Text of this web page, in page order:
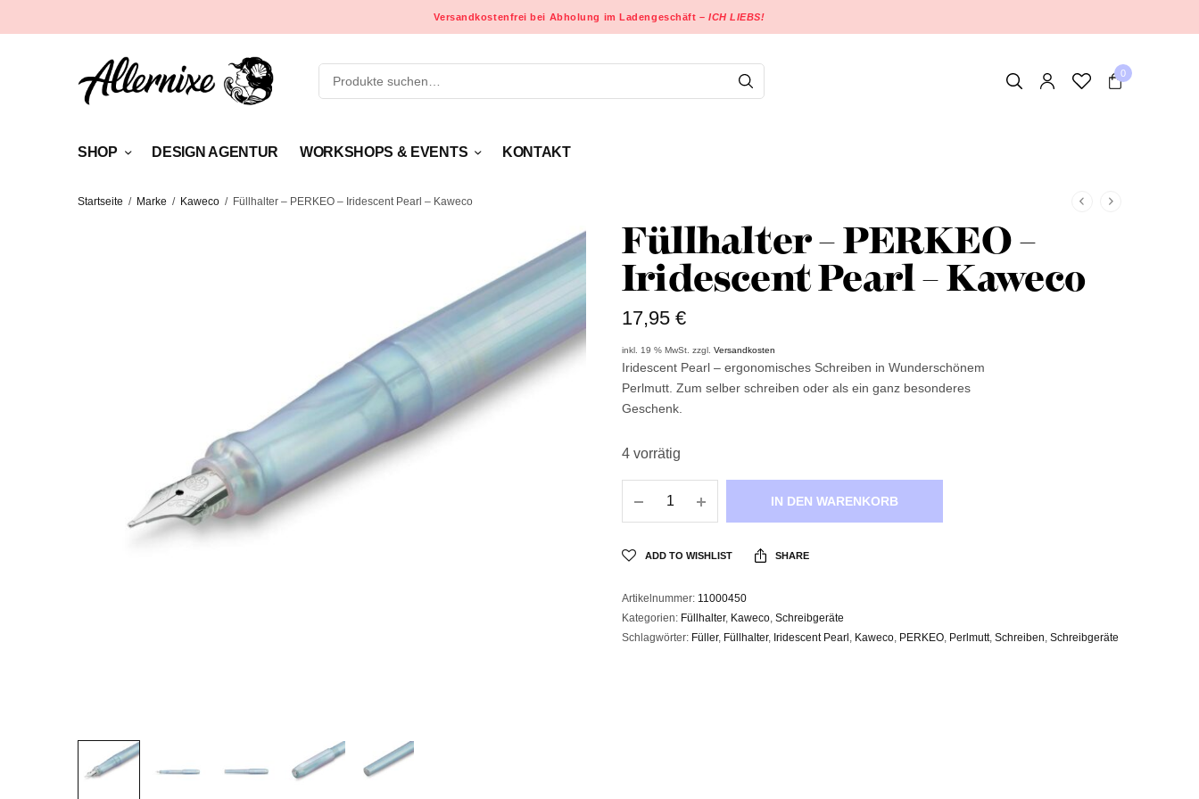
Versandkostenfrei bei Abholung im Ladengeschäft –ICH LIEBS!
0
SHOP DESIGN AGENTUR WORKSHOPS & EVENTS KONTAKT
Startseite / Marke / Kaweco / Füllhalter – PERKEO – Iridescent Pearl – Kaweco
Füllhalter – PERKEO –
Iridescent Pearl – Kaweco
17,95€
inkl. 19 % MwSt. zzgl.Versandkosten
Iridescent Pearl – ergonomisches Schreiben in Wunderschönem
Perlmutt. Zum selber schreiben oder als ein ganz besonderes
Geschenk.
4 vorrätig
IN DEN WARENKORB
ADD TO WISHLIST SHARE
Artikelnummer: 11000450
Kategorien: Füllhalter, Kaweco, Schreibgeräte
Schlagwörter: Füller, Füllhalter, Iridescent Pearl , Kaweco, PERKEO, Perlmutt, Schreiben, Schreibgeräte